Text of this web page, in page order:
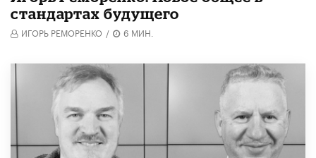
стандартах будущего
ИГОРЬ РЕМОРЕНКО / 6 МИН.